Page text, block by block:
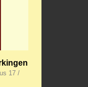
Komt
17 /